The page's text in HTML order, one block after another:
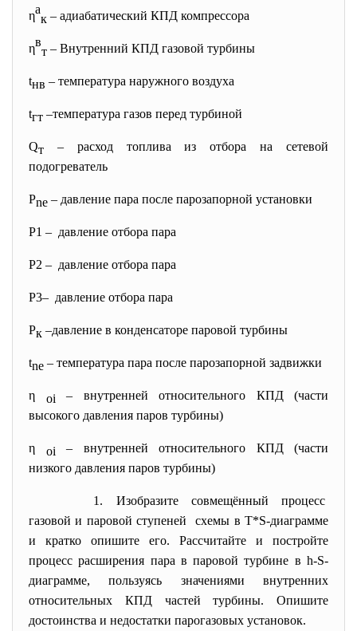
ηа
к – адиабатический КПД компрессора
ηв
т – Внутренний КПД газовой турбины
tнв – температура наружного воздуха
tгт –температура газов перед турбиной
Qт – расход топлива из отбора на сетевой
подогреватель
Рne – давление пара после парозапорной установки
Р1 – давление отбора пара
Р2 – давление отбора пара
Р3– давление отбора пара
Рк –давление в конденсаторе паровой турбины
tne – температура пара после парозапорной задвижки
η oi – внутренней относительного КПД (части
высокого давления паров турбины)
η oi – внутренней относительного КПД (части
низкого давления паров турбины)
1. Изобразите совмещённый процесс
газовой и паровой ступеней схемы в T*S-диаграмме
и кратко опишите его. Рассчитайте и постройте
процесс расширения пара в паровой турбине в h-S-
диаграмме, пользуясь значениями внутренних
относительных КПД частей турбины. Опишите
достоинства и недостатки парогазовых установок.